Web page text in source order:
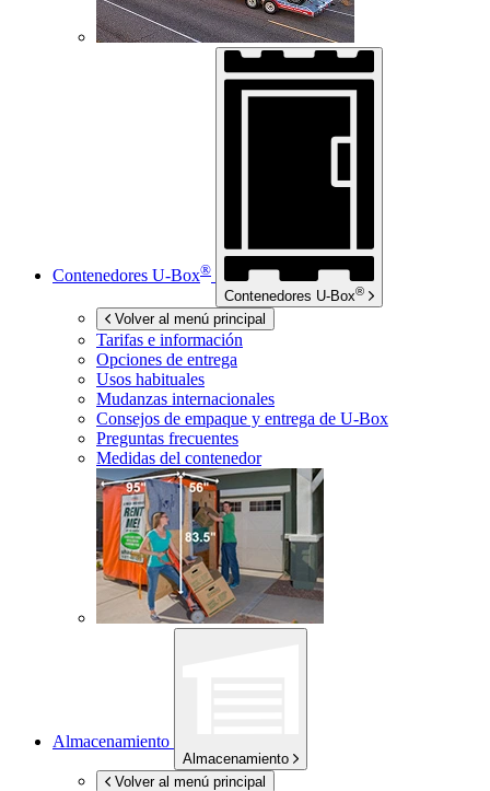
Contenedores U-Box®
Contenedores U-Box®
Volver al menú principal
Tarifas e información
Opciones de entrega
Usos habituales
Mudanzas internacionales
Consejos de empaque y entrega de U-Box
Preguntas frecuentes
Medidas del contenedor
Almacenamiento
Almacenamiento
Volver al menú principal